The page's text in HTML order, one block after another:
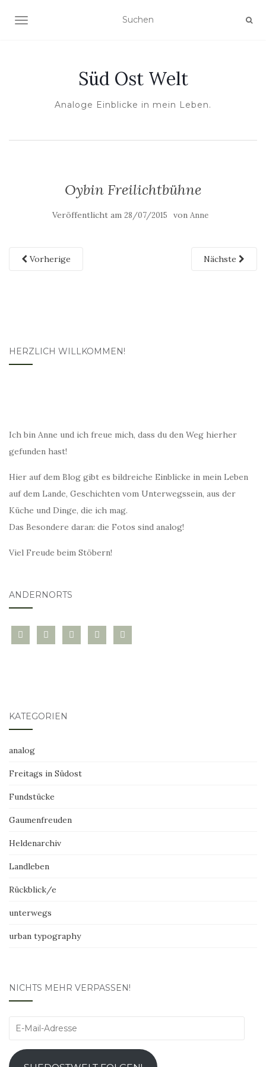
NAVIGATION UMSCHALTEN
Süd Ost Welt
Analoge Einblicke in mein Leben.
Oybin Freilichtbühne
Veröffentlicht am 28/07/2015 von Anne
Vorherige Nächste
HERZLICH WILLKOMMEN!
Ich bin Anne und ich freue mich, dass du den Weg hierher
gefunden hast!
Hier auf dem Blog gibt es bildreiche Einblicke in mein Leben
auf dem Lande, Geschichten vom Unterwegssein, aus der
Küche und Dinge, die ich mag.
Das Besondere daran: die Fotos sind analog!
Viel Freude beim Stöbern!
ANDERNORTS
bloglovininstagramtwitter pinterest
mail
KATEGORIEN
analog
Freitags in Südost
Fundstücke
Gaumenfreuden
Heldenarchiv
Landleben
Rückblick/e
unterwegs
urban typography
NICHTS MEHR VERPASSEN!
E-
Adresse